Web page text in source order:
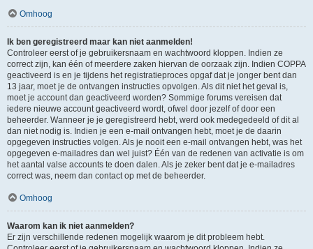
Omhoog
Ik ben geregistreerd maar kan niet aanmelden!
Controleer eerst of je gebruikersnaam en wachtwoord kloppen. Indien ze
correct zijn, kan één of meerdere zaken hiervan de oorzaak zijn. Indien COPPA
geactiveerd is en je tijdens het registratieproces opgaf dat je jonger bent dan
13 jaar, moet je de ontvangen instructies opvolgen. Als dit niet het geval is,
moet je account dan geactiveerd worden? Sommige forums vereisen dat
iedere nieuwe account geactiveerd wordt, ofwel door jezelf of door een
beheerder. Wanneer je je geregistreerd hebt, werd ook medegedeeld of dit al
dan niet nodig is. Indien je een e-mail ontvangen hebt, moet je de daarin
opgegeven instructies volgen. Als je nooit een e-mail ontvangen hebt, was het
opgegeven e-mailadres dan wel juist? Één van de redenen van activatie is om
het aantal valse accounts te doen dalen. Als je zeker bent dat je e-mailadres
correct was, neem dan contact op met de beheerder.
Omhoog
Waarom kan ik niet aanmelden?
Er zijn verschillende redenen mogelijk waarom je dit probleem hebt.